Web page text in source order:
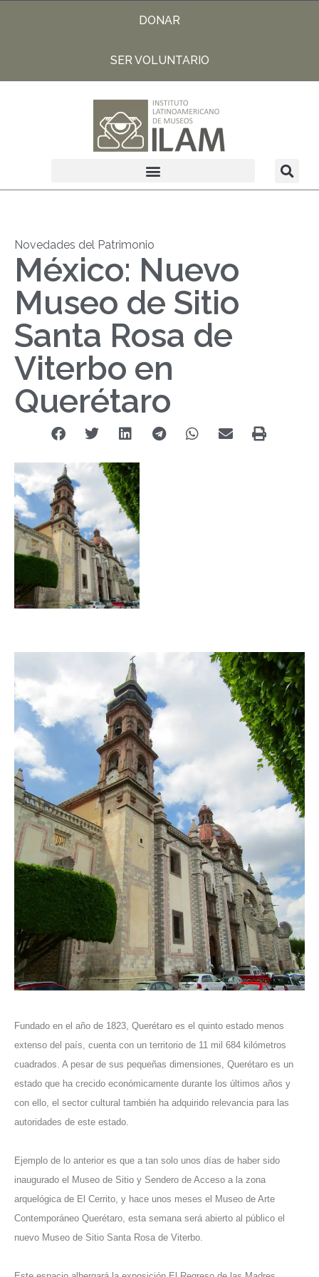
DONAR
SER VOLUNTARIO
Novedades del Patrimonio
México: Nuevo
Museo de Sitio
Santa Rosa de
Viterbo en
Querétaro
Fundado en el año de 1823, Querétaro es el quinto estado menos
extenso del país, cuenta con un territorio de 11 mil 684 kilómetros
cuadrados. A pesar de sus pequeñas dimensiones, Querétaro es un
estado que ha crecido económicamente durante los últimos años y
con ello, el sector cultural también ha adquirido relevancia para las
autoridades de este estado.
Ejemplo de lo anterior es que a tan solo unos días de haber sido
inaugurado el Museo de Sitio y Sendero de Acceso a la zona
arquelógica de El Cerrito, y hace unos meses el Museo de Arte
Contemporáneo Querétaro, esta semana será abierto al público el
nuevo Museo de Sitio Santa Rosa de Viterbo.